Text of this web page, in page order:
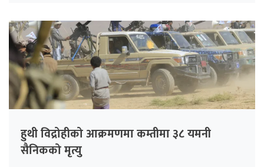
हुथी विद्रोहीको आक्रमणमा कम्तीमा ३८ यमनी
सैनिकको मृत्यु